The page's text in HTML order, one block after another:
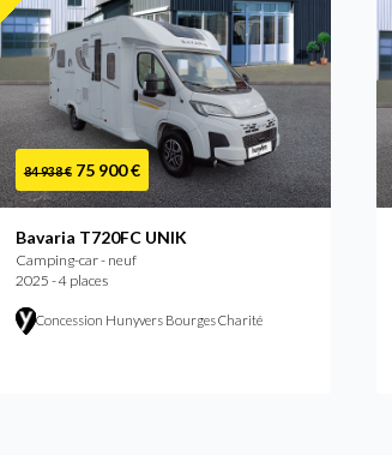
84 938 € 75 900 €
Bavaria T720FC UNIK
Camping-car - neuf
2025 - 4 places
Concession Hunyvers Bourges Charité